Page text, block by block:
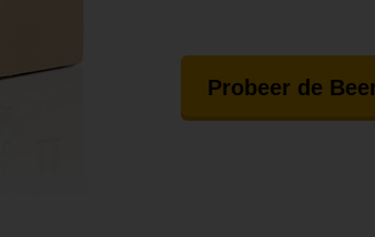
Probeer de